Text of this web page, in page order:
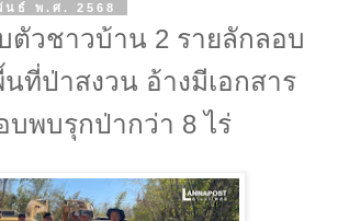
นธ์ พ.ศ. 2568
ตัวชาวบ้าน 2 รายลักลอบ
ที่ป่าสงวน อ้างมีเอกสาร
บพบรุกป่ากว่า 8 ไร่